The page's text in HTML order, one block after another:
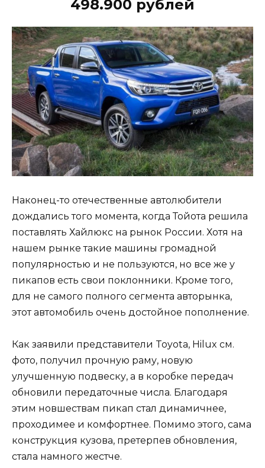
498.900 рублей
Наконец-то отечественные автолюбители
дождались того момента, когда Тойота решила
поставлять Хайлюкс на рынок России. Хотя на
нашем рынке такие машины громадной
популярностью и не пользуются, но все же у
пикапов есть свои поклонники. Кроме того,
для не самого полного сегмента авторынка,
этот автомобиль очень достойное пополнение.
Как заявили представители Toyota, Hilux см.
фото, получил прочную раму, новую
улучшенную подвеску, а в коробке передач
обновили передаточные числа. Благодаря
этим новшествам пикап стал динамичнее,
проходимее и комфортнее. Помимо этого, сама
конструкция кузова, претерпев обновления,
стала намного жестче.